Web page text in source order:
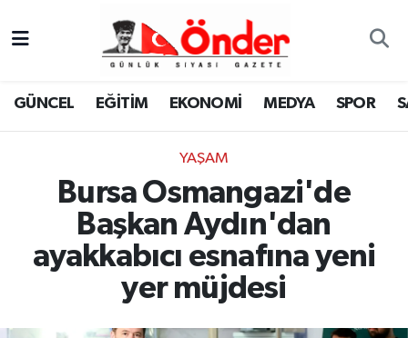
GÜNCEL EĞİTİM EKONOMİ MEDYA SPOR
YAŞAM
Bursa Osmangazi'de
Başkan Aydın'dan
ayakkabıcı esnafına yeni
yer müjdesi
GÜNCEL
MEDYA
SPOR
Zonguldak Nöbetçi Eczaneler
Zonguldak Namaz Vakitleri
Zonguldak Trafik Yoğunluk Haritası
TFF 3.Lig 4.Grup Puan Durumu ve Fikstür
Tüm Manşetler